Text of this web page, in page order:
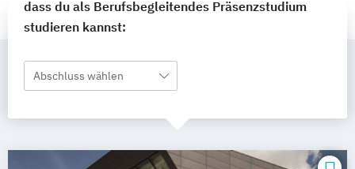
dass du als Berufsbegleitendes Präsenzstudium
studieren kannst:
Abschluss wählen